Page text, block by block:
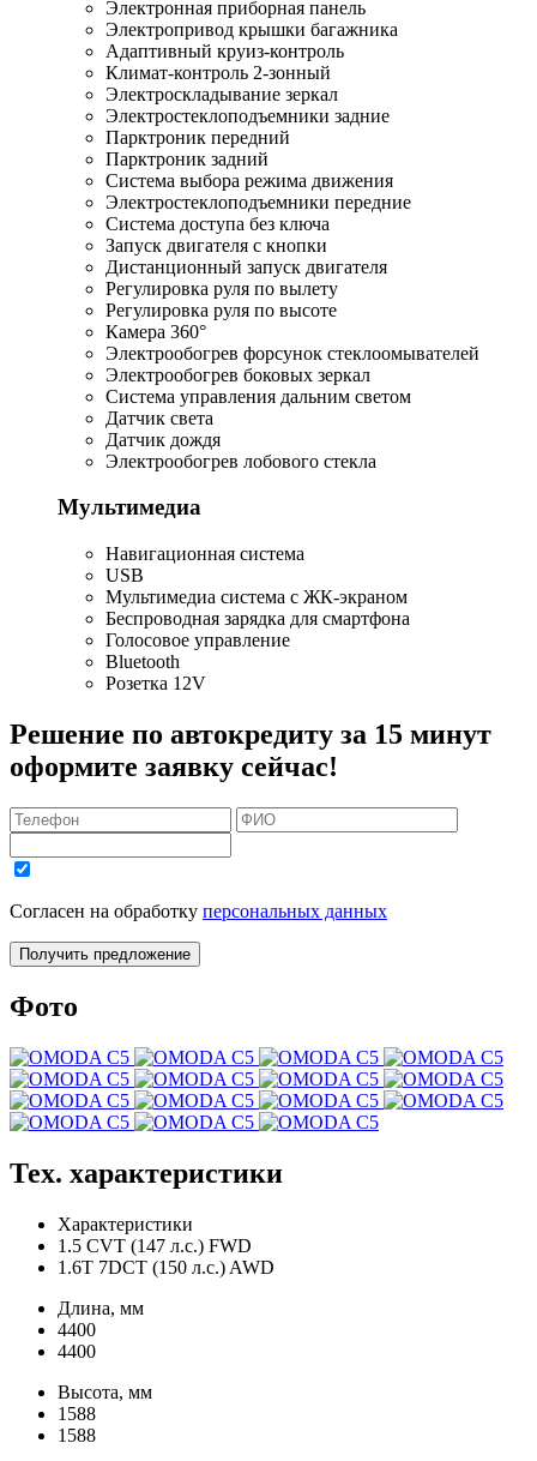
Электронная приборная панель
Электропривод крышки багажника
Адаптивный круиз-контроль
Климат-контроль 2-зонный
Электроскладывание зеркал
Электростеклоподъемники задние
Парктроник передний
Парктроник задний
Система выбора режима движения
Электростеклоподъемники передние
Система доступа без ключа
Запуск двигателя с кнопки
Дистанционный запуск двигателя
Регулировка руля по вылету
Регулировка руля по высоте
Камера 360°
Электрообогрев форсунок стеклоомывателей
Электрообогрев боковых зеркал
Система управления дальним светом
Датчик света
Датчик дождя
Электрообогрев лобового стекла
Мультимедиа
Навигационная система
USB
Мультимедиа система с ЖК-экраном
Беспроводная зарядка для смартфона
Голосовое управление
Bluetooth
Розетка 12V
Решение по автокредиту за 15 минут
оформите заявку сейчас!
Согласен на обработку персональных данных
Получить предложение
Фото
Тех. характеристики
Характеристики
1.5 CVT (147 л.с.) FWD
1.6T 7DCT (150 л.с.) AWD
Длина, мм
4400
4400
Высота, мм
1588
1588